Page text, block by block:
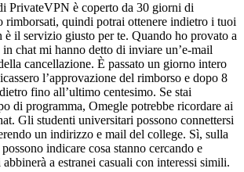
PrivateVPN è coperto da 30 giorni di
rimborsati, quindi potrai ottenere indietro i tuoi
è il servizio giusto per te. Quando ho provato a
chat mi hanno detto di inviare un’e-mail
cancellazione. È passato un giorno intero
l’approvazione del rimborso e dopo 8
fino all’ultimo centesimo. Se stai
di programma, Omegle potrebbe ricordare ai
Gli studenti universitari possono connettersi
un indirizzo e mail del college. Sì, sulla
indicare cosa stanno cercando e
a estranei casuali con interessi simili.